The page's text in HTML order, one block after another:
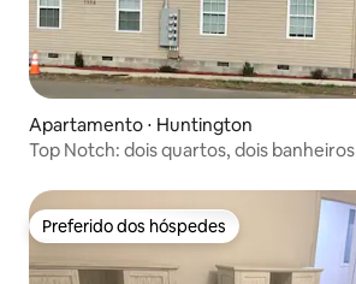
Apartamento ⋅ Huntington
Top Notch: dois quartos, dois banheiros
Preferido dos hóspedes
Preferido dos hóspedes